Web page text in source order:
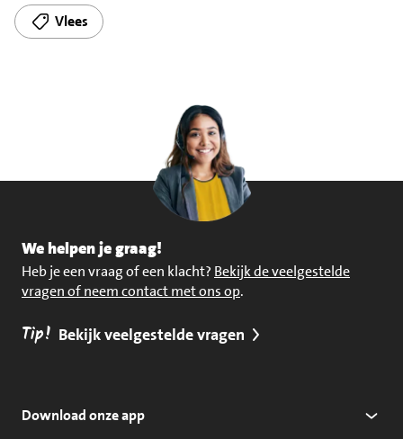
Vlees
We helpen je graag!
Heb je een vraag of een klacht? Bekijk de veelgestelde
vragen of neem contact met ons op.
Tip! Bekijk veelgestelde vragen
Download onze app